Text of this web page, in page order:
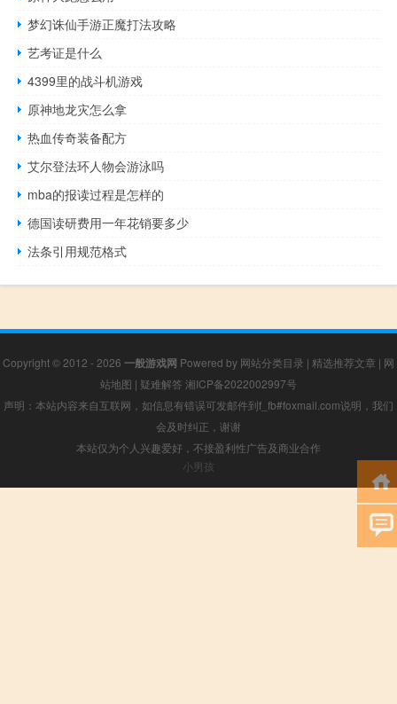
梦幻诛仙手游正魔打法攻略
艺考证是什么
4399里的战斗机游戏
原神地龙灾怎么拿
热血传奇装备配方
艾尔登法环人物会游泳吗
mba的报读过程是怎样的
德国读研费用一年花销要多少
法条引用规范格式
Copyright © 2012 - 2026 一般游戏网 Powered by 网站分类目录 | 精选推荐文章 | 网
站地图 | 疑难解答 湘ICP备2022002997号
声明：本站内容来自互联网，如信息有错误可发邮件到f_fb#foxmail.com说明，我们
会及时纠正，谢谢
本站仅为个人兴趣爱好，不接盈利性广告及商业合作
小男孩